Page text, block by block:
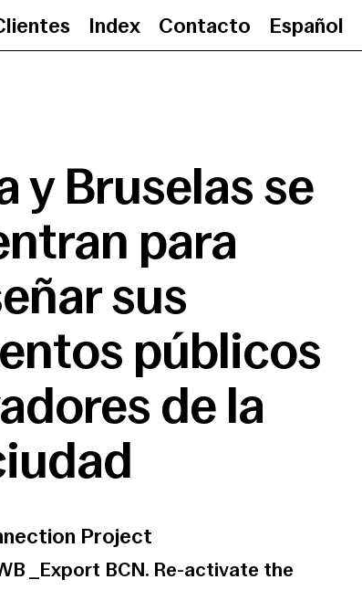
Index Contacto Español
y Bruselas se
para
sus
públicos
de la
Project
_Export BCN. Re-activate the